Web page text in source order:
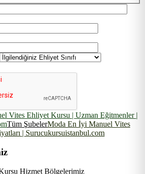
Vites Ehliyet Kursu | Uzman Eğitmenler |
Tüm ŞubelerModa En İyi Manuel Vites
| Surucukursuistanbul.com
Hizmet Bölgelerimiz